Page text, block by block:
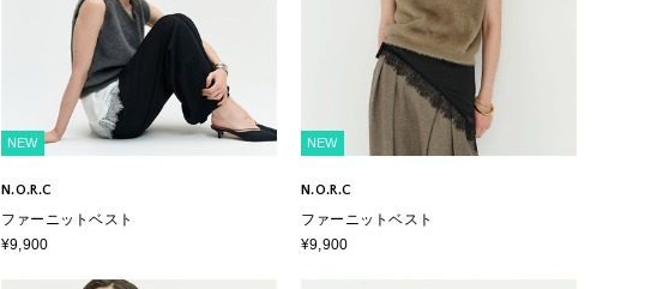
NEW
N.O.R.C
ファーニットベスト
¥9,900
NEW
N.O.R.C
ファーニットベスト
¥9,900